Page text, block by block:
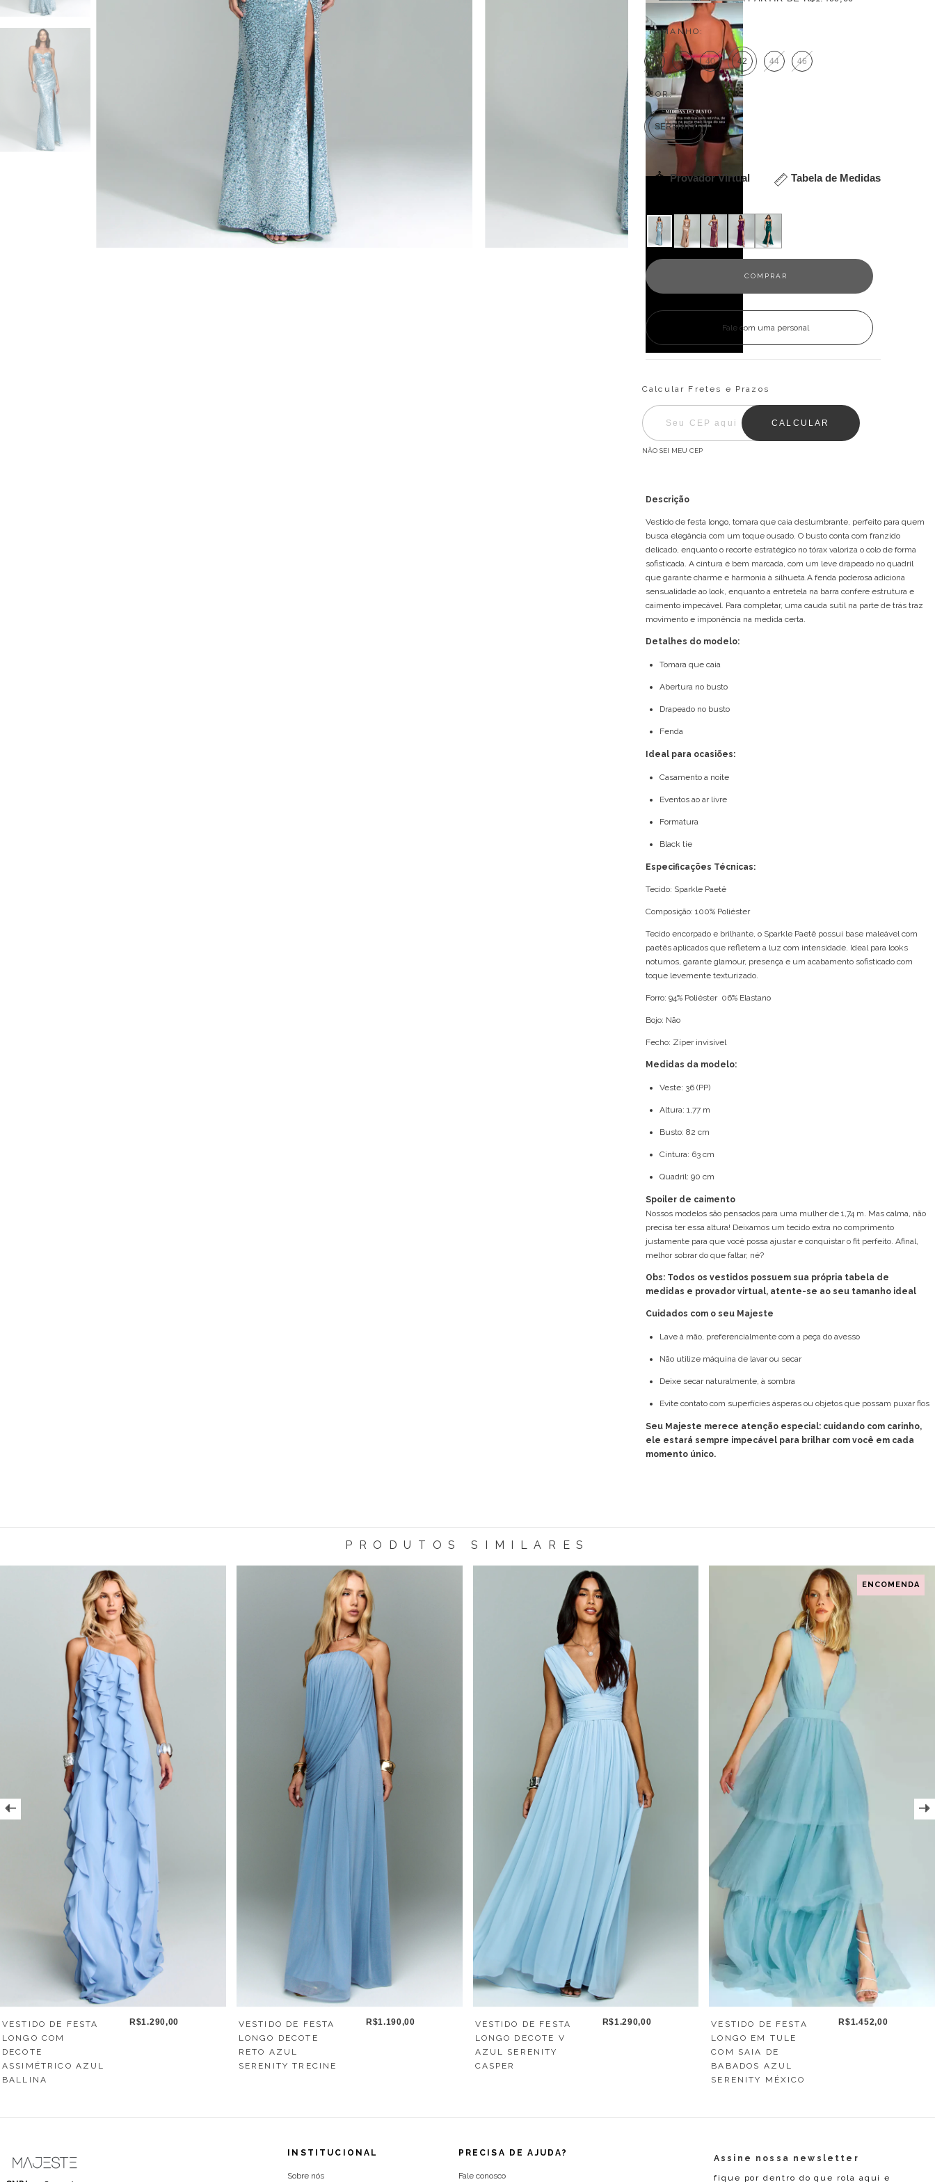
TAMANHO:
36 38 40 42 44 46
COR:
SERENITY
Provador Virtual Tabela de Medidas
Fale com uma personal
Calcular Fretes e Prazos
CALCULAR
NÃO SEI MEU CEP
Descrição
Vestido de festa longo, tomara que caia deslumbrante, perfeito para quem
busca elegância com um toque ousado. O busto conta com franzido
delicado, enquanto o recorte estratégico no tórax valoriza o colo de forma
sofisticada. A cintura é bem marcada, com um leve drapeado no quadril
que garante charme e harmonia à silhueta.A fenda poderosa adiciona
sensualidade ao look, enquanto a entretela na barra confere estrutura e
caimento impecável. Para completar, uma cauda sutil na parte de trás traz
movimento e imponência na medida certa.
Detalhes do modelo:
Tomara que caia
Abertura no busto
Drapeado no busto
Fenda
Ideal para ocasiões:
Casamento a noite
Eventos ao ar livre
Formatura
Black tie
Especificações Técnicas:
Tecido: Sparkle Paetê
Composição: 100% Poliéster
Tecido encorpado e brilhante, o Sparkle Paetê possui base maleável com
paetês aplicados que refletem a luz com intensidade. Ideal para looks
noturnos, garante glamour, presença e um acabamento sofisticado com
toque levemente texturizado.
Forro: 94% Poliéster 06% Elastano
Bojo: Não
Fecho: Zíper invisível
Medidas da modelo:
Veste: 36 (PP)
Altura: 1,77 m
Busto: 82 cm
Cintura: 63 cm
Quadril: 90 cm
Spoiler de caimento
Nossos modelos são pensados para uma mulher de 1,74 m. Mas calma, não
precisa ter essa altura! Deixamos um tecido extra no comprimento
justamente para que você possa ajustar e conquistar o fit perfeito. Afinal,
melhor sobrar do que faltar, né?
Obs: Todos os vestidos possuem sua própria tabela de
medidas e provador virtual, atente-se ao seu tamanho ideal
Cuidados com o seu Majeste
Lave à mão, preferencialmente com a peça do avesso
Não utilize máquina de lavar ou secar
Deixe secar naturalmente, à sombra
Evite contato com superfícies ásperas ou objetos que possam puxar fios
Seu Majeste merece atenção especial: cuidando com carinho,
ele estará sempre impecável para brilhar com você em cada
momento único.
PRODUTOS SIMILARES
VESTIDO DE FESTA
LONGO COM
DECOTE
ASSIMÉTRICO AZUL
BALLINA
R$1.290,00
VESTIDO DE FESTA
LONGO DECOTE
RETO AZUL
SERENITY TRECINE
R$1.190,00
VESTIDO DE FESTA
LONGO DECOTE V
AZUL SERENITY
CASPER
R$1.290,00
ENCOMENDA
VESTIDO DE FESTA
LONGO EM TULE
COM SAIA DE
BABADOS AZUL
SERENITY MÉXICO
R$1.452,00
INSTITUCIONAL
Sobre nós
PRECISA DE AJUDA?
Fale conosco
Assine nossa newsletter
fique por dentro do que rola aqui e